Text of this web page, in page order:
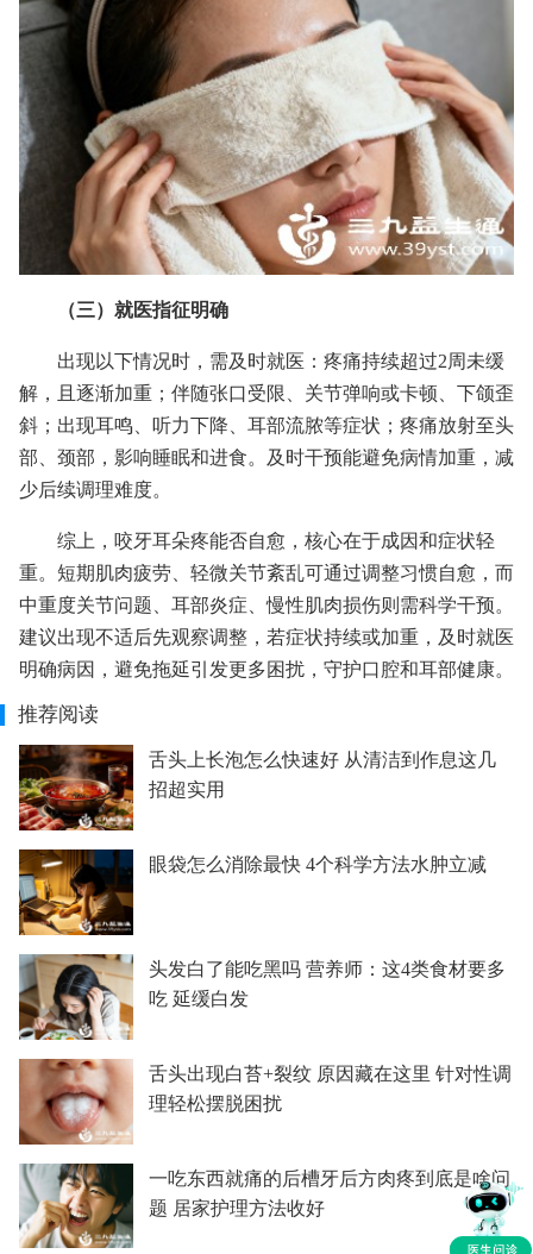
（三）就医指征明确
出现以下情况时，需及时就医：疼痛持续超过2周未缓
解，且逐渐加重；伴随张口受限、关节弹响或卡顿、下颌歪
斜；出现耳鸣、听力下降、耳部流脓等症状；疼痛放射至头
部、颈部，影响睡眠和进食。及时干预能避免病情加重，减
少后续调理难度。
综上，咬牙耳朵疼能否自愈，核心在于成因和症状轻
重。短期肌肉疲劳、轻微关节紊乱可通过调整习惯自愈，而
中重度关节问题、耳部炎症、慢性肌肉损伤则需科学干预。
建议出现不适后先观察调整，若症状持续或加重，及时就医
明确病因，避免拖延引发更多困扰，守护口腔和耳部健康。
推荐阅读
舌头上长泡怎么快速好 从清洁到作息这几
招超实用
眼袋怎么消除最快 4个科学方法水肿立减
头发白了能吃黑吗 营养师：这4类食材要多
吃 延缓白发
舌头出现白苔+裂纹 原因藏在这里 针对性调
理轻松摆脱困扰
一吃东西就痛的后槽牙后方肉疼到底是啥问
题 居家护理方法收好